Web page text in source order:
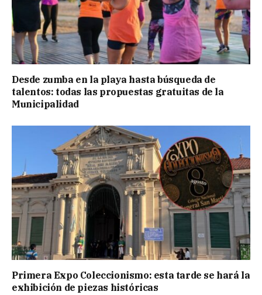
Desde zumba en la playa hasta búsqueda de
talentos: todas las propuestas gratuitas de la
Municipalidad
Primera Expo Coleccionismo: esta tarde se hará la
exhibición de piezas históricas